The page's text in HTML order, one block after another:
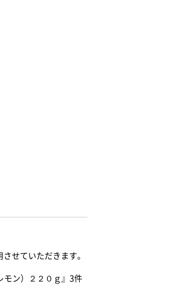
せていただきます。
ン）２２０ｇ』3件